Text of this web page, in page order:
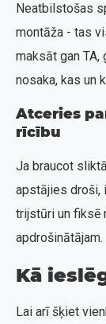
Neatbilstošas
montāža - tas
maksāt gan
nosaka, kas un
Atceries
rīcību
Ja braucot
apstājies droši,
trijstūri un fiksē
apdrošinātājam.
Kā
Lai arī šķiet